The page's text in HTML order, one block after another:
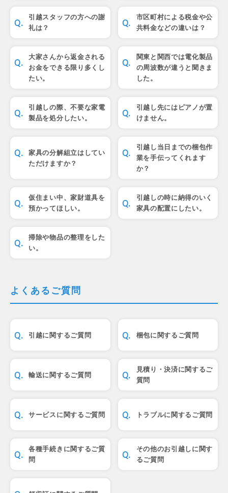
引越スタッフの方への謝
礼は？
市区町村による税金や公
共料金などの違いは？
大家さんから返金される
お金をできる限り多くし
たい。
関東と関西では電化製品
の周波数が違うと聞きま
した。
引越しの際、不要な家電
製品を処分したい。
引越し先にはピアノが置
けません。
家具の分解組立はしてい
ただけますか？
引越し当日までの梱包作
業を手伝ってくれます
か？
仮住まい中、家財道具を
預かってほしい。
引越しの時に納得のいく
家具の配置にしたい。
掃除や物品の整理をした
い。
よくあるご質問
引越に関するご質問 梱包に関するご質問
輸送に関するご質問
見積り・決済に関するご
質問
サービスに関するご質問 トラブルに関するご質問
各種手続きに関するご質
問
その他のお引越しに関す
るご質問